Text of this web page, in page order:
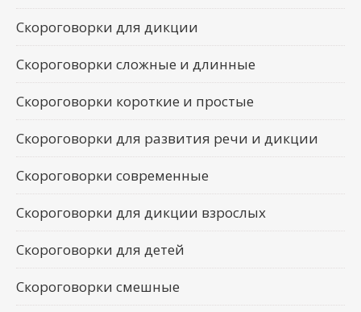
Скороговорки для дикции
Скороговорки сложные и длинные
Скороговорки короткие и простые
Скороговорки для развития речи и дикции
Скороговорки современные
Скороговорки для дикции взрослых
Скороговорки для детей
Скороговорки смешные